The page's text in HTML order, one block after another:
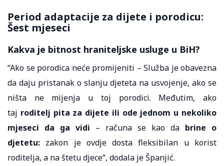
Period adaptacije za dijete i porodicu:
Šest mjeseci
Kakva je bitnost hraniteljske usluge u BiH?
“Ako se porodica neće promijeniti – Služba je obavezna
da daju pristanak o slanju djeteta na usvojenje, ako se
ništa ne mijenja u toj porodici. Međutim, ako
taj roditelj pita za dijete ili ode jednom u nekoliko
mjeseci da ga vidi – računa se kao da brine o
djetetu: zakon je ovdje dosta fleksibilan u korist
roditelja, a na štetu djece“, dodala je Španjić.